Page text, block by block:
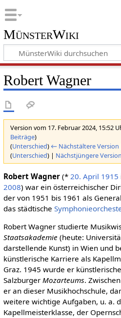
MünsterWiki
Robert Wagner
Version vom 17. Februar 2024, 15:52
Beiträge)
(Unterschied) ← Nächstältere Version
(Unterschied) | Nächstjüngere
Robert Wagner(* 20. April 1915
2008) war ein österreichischer
der von 1951 bis 1961 als
das städtische
Robert Wagner studierte
Staatsakademie (heute:
darstellende Kunst) in Wien und
künstlerische Karriere als
Graz. 1945 wurde er
Salzburger Mozarteums.
er an dieser Musikhochschule,
weitere wichtige Aufgaben, u. a.
Kapellmeisterklasse, der